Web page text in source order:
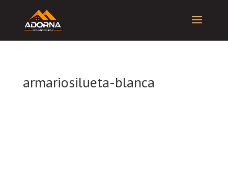
armariosilueta-blanca